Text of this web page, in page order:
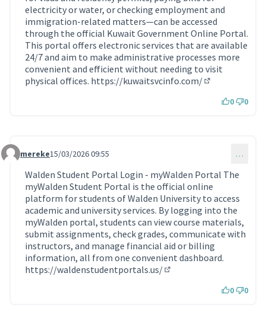
electricity or water, or checking employment and
immigration-related matters—can be accessed
through the official Kuwait Government Online Portal.
This portal offers electronic services that are available
24/7 and aim to make administrative processes more
convenient and efficient without needing to visit
physical offices. https://kuwaitsvcinfo.com/
0 0
Commentaire 2190
mereke15/03/2026 09:55 …
Walden Student Portal Login - myWalden Portal The
myWalden Student Portal is the official online
platform for students of Walden University to access
academic and university services. By logging into the
myWalden portal, students can view course materials,
submit assignments, check grades, communicate with
instructors, and manage financial aid or billing
information, all from one convenient dashboard.
https://waldenstudentportals.us/
0 0